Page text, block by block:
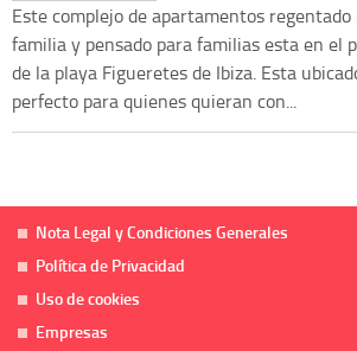
Este complejo de apartamentos
familia y pensado para familias esta en el
de la playa Figueretes de Ibiza. Esta
perfecto para quienes quieran con...
Nota Legal y Condiciones Generales
Política de Privacidad
Uso de cookies
Empresas